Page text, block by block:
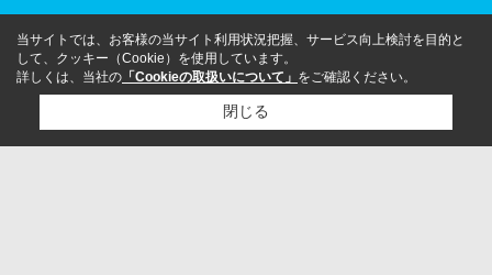
当サイトでは、お客様の当サイト利用状況把握、サービス向上検討を目的と
して、クッキー（Cookie）を使用しています。
詳しくは、当社の 「Cookieの取扱いについて」 をご確認ください。
閉じる